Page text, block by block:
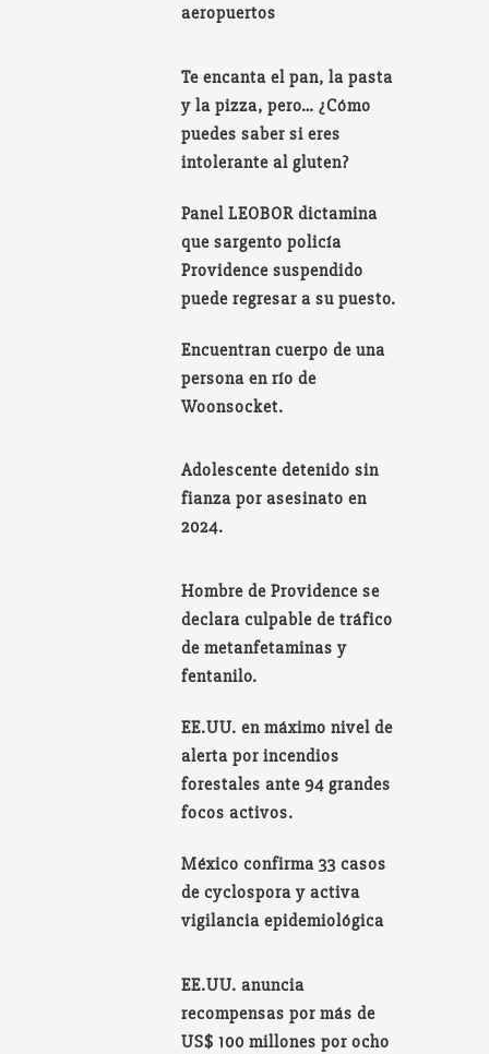
aeropuertos
Te encanta el pan, la pasta
y la pizza, pero… ¿Cómo
puedes saber si eres
intolerante al gluten?
Panel LEOBOR dictamina
que sargento policía
Providence suspendido
puede regresar a su puesto.
Encuentran cuerpo de una
persona en río de
Woonsocket.
Adolescente detenido sin
fianza por asesinato en
2024.
Hombre de Providence se
declara culpable de tráfico
de metanfetaminas y
fentanilo.
EE.UU. en máximo nivel de
alerta por incendios
forestales ante 94 grandes
focos activos.
México confirma 33 casos
de cyclospora y activa
vigilancia epidemiológica
EE.UU. anuncia
recompensas por más de
US$ 100 millones por ocho